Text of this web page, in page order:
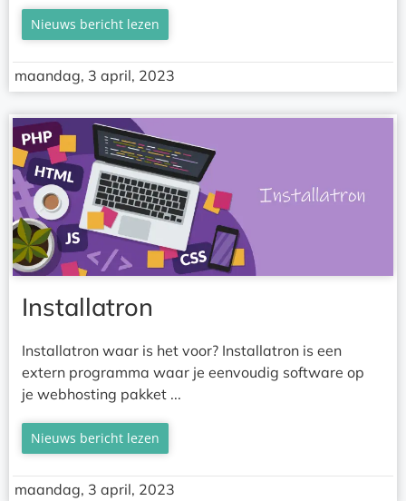
Nieuws bericht lezen
maandag, 3 april, 2023
Installatron
Installatron waar is het voor? Installatron is een
extern programma waar je eenvoudig software op
je webhosting pakket ...
Nieuws bericht lezen
maandag, 3 april, 2023